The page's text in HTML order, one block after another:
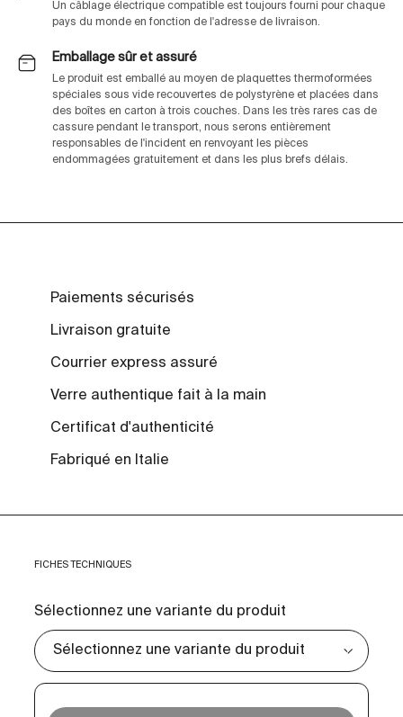
Un câblage électrique compatible est toujours fourni pour chaque
pays du monde en fonction de l'adresse de livraison.
Emballage sûr et assuré
Le produit est emballé au moyen de plaquettes thermoformées
spéciales sous vide recouvertes de polystyrène et placées dans
des boîtes en carton à trois couches. Dans les très rares cas de
cassure pendant le transport, nous serons entièrement
responsables de l'incident en renvoyant les pièces
endommagées gratuitement et dans les plus brefs délais.
Paiements sécurisés
Livraison gratuite
Courrier express assuré
Verre authentique fait à la main
Certificat d'authenticité
Fabriqué en Italie
FICHES TECHNIQUES
Sélectionnez une variante du produit